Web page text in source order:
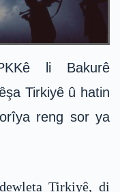
li Bakurê
Tirkiyê û hatin
reng sor ya
Tirkiyê, di